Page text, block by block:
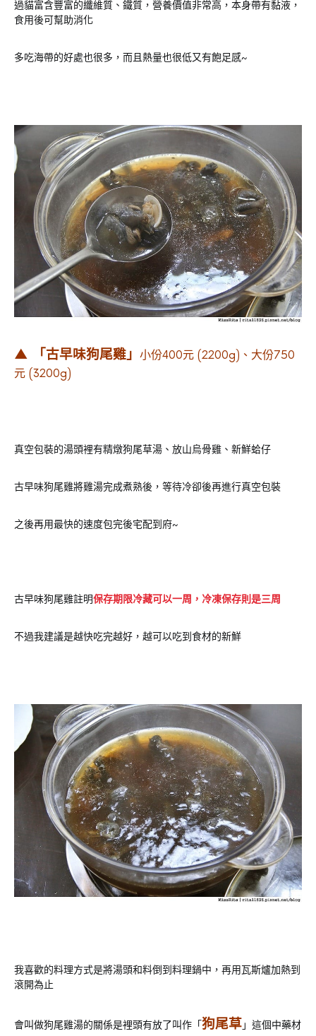
過貓富含豐富的纖維質、鐵質，營養價值非常高，本身帶有黏液，
食用後可幫助消化
多吃海帶的好處也很多，而且熱量也很低又有飽足感~
▲ 「古早味狗尾雞」 小份400元 (2200g)、大份750
元 (3200g)
真空包裝的湯頭裡有精燉狗尾草湯、放山烏骨雞、新鮮蛤仔
古早味狗尾雞將雞湯完成煮熟後，等待冷卻後再進行真空包裝
之後再用最快的速度包完後宅配到府~
古早味狗尾雞註明保存期限冷藏可以一周，冷凍保存則是三周
不過我建議是越快吃完越好，越可以吃到食材的新鮮
我喜歡的料理方式是將湯頭和料倒到料理鍋中，再用瓦斯爐加熱到
滾開為止
會叫做狗尾雞湯的關係是裡頭有放了叫作「狗尾草」這個中藥材